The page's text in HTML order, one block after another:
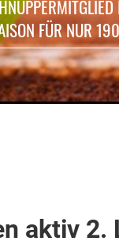
FÜR NUR
aktiv 2.